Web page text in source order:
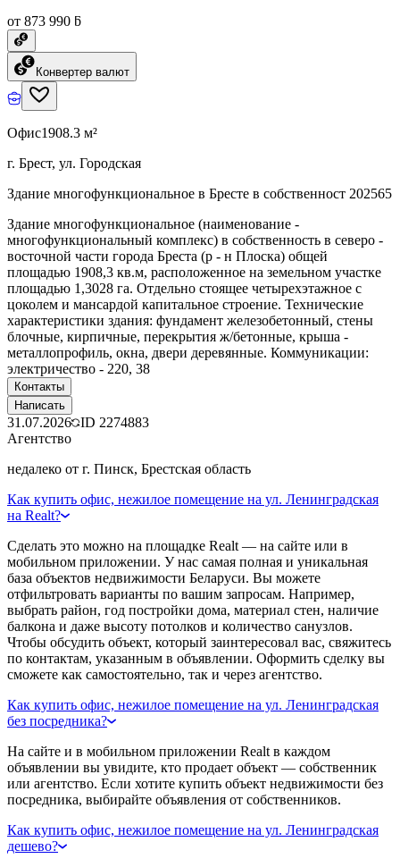
от 873 990 ƃ
Конвертер валют
Офис1908.3 м²
г. Брест, ул. Городская
Здание многофункциональное в Бресте в собственност 202565
Здание многофункциональное (наименование -
многофункциональный комплекс) в собственность в северо -
восточной части города Бреста (р - н Плоска) общей
площадью 1908,3 кв.м, расположенное на земельном участке
площадью 1,3028 га. Отдельно стоящее четырехэтажное с
цоколем и мансардой капитальное строение. Технические
характеристики здания: фундамент железобетонный, стены
блочные, кирпичные, перекрытия ж/бетонные, крыша -
металлопрофиль, окна, двери деревянные. Коммуникации:
электричество - 220, 38
Контакты
Написать
31.07.2026 ID 2274883
Агентство
недалеко от г. Пинск, Брестская область
Как купить офис, нежилое помещение на ул. Ленинградская
на Realt?
Сделать это можно на площадке Realt — на сайте или в
мобильном приложении. У нас самая полная и уникальная
база объектов недвижимости Беларуси. Вы можете
отфильтровать варианты по вашим запросам. Например,
выбрать район, год постройки дома, материал стен, наличие
балкона и даже высоту потолков и количество санузлов.
Чтобы обсудить объект, который заинтересовал вас, свяжитесь
по контактам, указанным в объявлении. Оформить сделку вы
сможете как самостоятельно, так и через агентство.
Как купить офис, нежилое помещение на ул. Ленинградская
без посредника?
На сайте и в мобильном приложении Realt в каждом
объявлении вы увидите, кто продает объект — собственник
или агентство. Если хотите купить объект недвижимости без
посредника, выбирайте объявления от собственников.
Как купить офис, нежилое помещение на ул. Ленинградская
дешево?